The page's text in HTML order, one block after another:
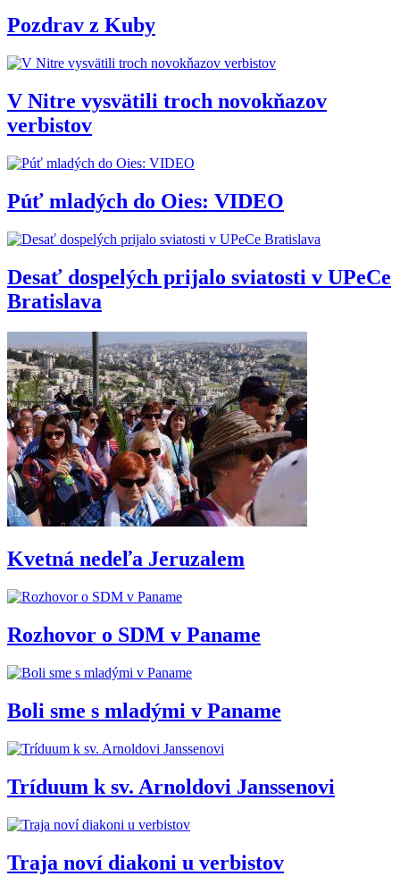
Pozdrav z Kuby
V Nitre vysvätili troch novokňazov
verbistov
Púť mladých do Oies: VIDEO
Desať dospelých prijalo sviatosti v UPeCe
Bratislava
Kvetná nedeľa Jeruzalem
Rozhovor o SDM v Paname
Boli sme s mladými v Paname
Tríduum k sv. Arnoldovi Janssenovi
Traja noví diakoni u verbistov